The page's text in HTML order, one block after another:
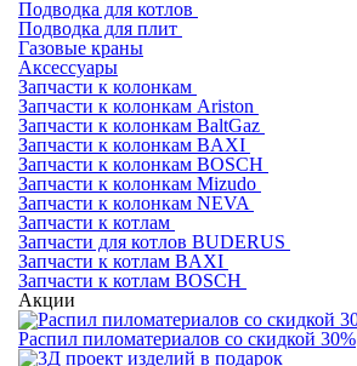
Подводка для котлов
Подводка для плит
Газовые краны
Аксессуары
Запчасти к колонкам
Запчасти к колонкам Ariston
Запчасти к колонкам BaltGaz
Запчасти к колонкам BAXI
Запчасти к колонкам BOSCH
Запчасти к колонкам Mizudo
Запчасти к колонкам NEVA
Запчасти к котлам
Запчасти для котлов BUDERUS
Запчасти к котлам BAXI
Запчасти к котлам BOSCH
Акции
Распил пиломатериалов со скидкой 30%